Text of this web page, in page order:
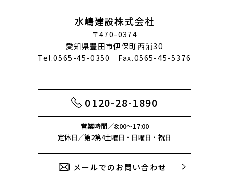
水嶋建設株式会社
〒470-0374
愛知県豊田市伊保町西浦30
Tel.0565-45-0350 Fax.0565-45-5376
0120-28-1890
営業時間／8:00～17:00
定休日／第2第4土曜日・日曜日・祝日
メールでのお問い合わせ